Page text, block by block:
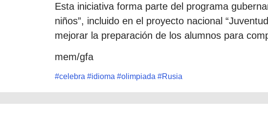
Esta iniciativa forma parte del programa
niños”, incluido en el proyecto nacional
mejorar la preparación de los alumnos para
mem/gfa
#celebra #idioma #olimpiada #Rusia